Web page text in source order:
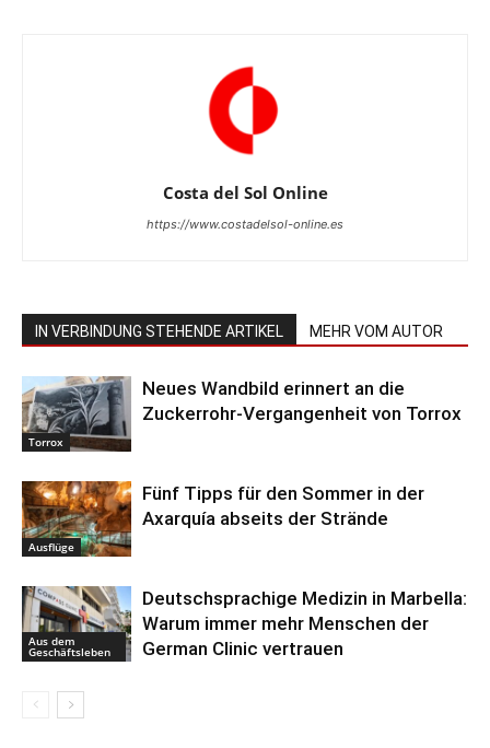
Costa del Sol Online
https://www.costadelsol-online.es
IN VERBINDUNG STEHENDE ARTIKEL MEHR VOM AUTOR
Torrox
Neues Wandbild erinnert an die
Zuckerrohr-Vergangenheit von Torrox
Ausflüge
Fünf Tipps für den Sommer in der
Axarquía abseits der Strände
Aus dem
Geschäftsleben
Deutschsprachige Medizin in Marbella:
Warum immer mehr Menschen der
German Clinic vertrauen